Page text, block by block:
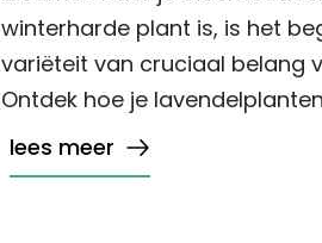
winterharde plant is, is het
variëteit van cruciaal belang
Ontdek hoe je
lees meer